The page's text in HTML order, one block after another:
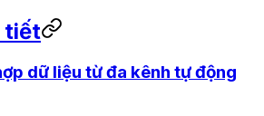
tiết
dữ liệu từ đa kênh tự động